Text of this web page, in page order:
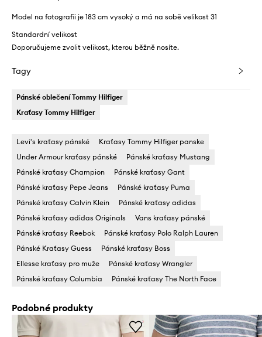
Model na fotografii je 183 cm vysoký a má na sobě velikost 31
Standardní velikost
Doporučujeme zvolit velikost, kterou běžně nosíte.
Tagy
Pánské oblečení Tommy Hilfiger
Kraťasy Tommy Hilfiger
Levi's kraťasy pánské
Kraťasy Tommy Hilfiger panske
Under Armour kraťasy pánské
Pánské kraťasy Mustang
Pánské kraťasy Champion
Pánské kraťasy Gant
Pánské kraťasy Pepe Jeans
Pánské kraťasy Puma
Pánské kraťasy Calvin Klein
Pánské kraťasy adidas
Pánské kraťasy adidas Originals
Vans kraťasy pánské
Pánské kraťasy Reebok
Pánské kraťasy Polo Ralph Lauren
Pánské Kraťasy Guess
Pánské kraťasy Boss
Ellesse kraťasy pro muže
Pánské kraťasy Wrangler
Pánské kraťasy Columbia
Pánské kraťasy The North Face
Podobné produkty